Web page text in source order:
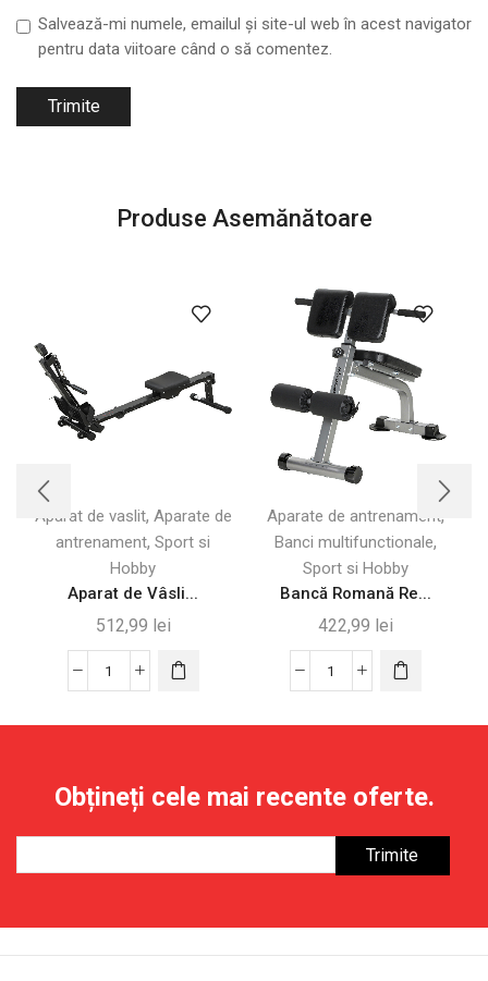
Salvează-mi numele, emailul și site-ul web în acest navigator
pentru data viitoare când o să comentez.
Produse Asemănătoare
Aparat de vaslit, Aparate de
antrenament, Sport si
Hobby
Aparat de Vâsli...
512,99 lei
Cantitate
Pliabil
cu
Monitor
Aparate de antrenament,
Banci multifunctionale,
Sport si Hobby
Bancă Romană Re...
422,99 lei
Cantitate
și
Pliabilă
Multifuncțională
Obțineți cele mai recente oferte.